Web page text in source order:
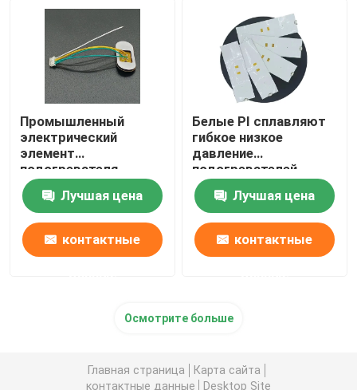
Промышленный
электрический
элемент
подогревателя
Polyimide с особенной
формойЛучшая цена
контактные
Белые PI сплавляют
гибкое низкое
давление
подогревателей
Polyimide для
минирования энергии
промышленного
Лучшая цена
контактные
Осмотрите больше
Главная страница
Карта сайта
контактные данные
Desktop Site